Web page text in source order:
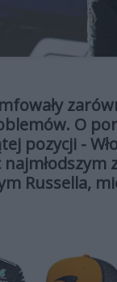
O
pozycji -
Russella,